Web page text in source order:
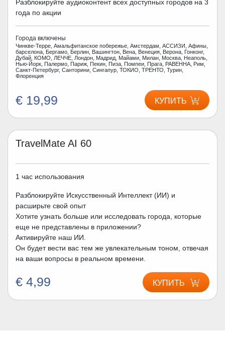
Разблокируйте аудиоконтент всех доступных городов на 3
года по акции
Города включены
Чинкве-Терре, Амальфитанское побережье, Амстердам, АССИЗИ, Афины,
барселона, Бергамо, Берлин, Вашингтон, Вена, Венеция, Верона, Гонконг,
Дубай, КОМО, ЛЕЧЧЕ, Лондон, Мадрид, Майами, Милан, Москва, Неаполь,
Нью-Йорк, Палермо, Париж, Пекин, Пиза, Помпеи, Прага, РАВЕННА, Рим,
Санкт-Петербург, Санторини, Сингапур, ТОКИО, ТРЕНТО, Турин,
Флоренция
€ 19,99 КУПИТЬ
TravelMate AI 60
1 час использования
Разблокируйте Искусственный Интеллект (ИИ) и
расширьте свой опыт
Хотите узнать больше или исследовать города, которые
еще не представлены в приложении?
Активируйте наш ИИ.
Он будет вести вас тем же увлекательным тоном, отвечая
на ваши вопросы в реальном времени.
€ 4,99 КУПИТЬ